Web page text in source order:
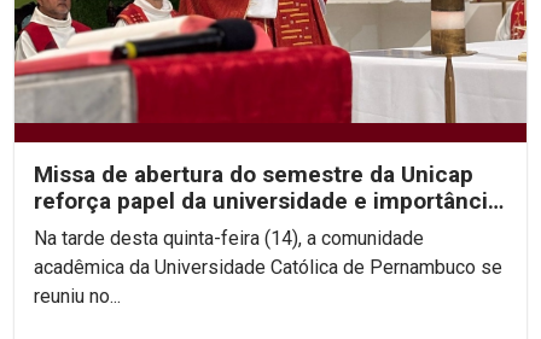
Missa de abertura do semestre da Unicap
reforça papel da universidade e importância
do perdão
Na tarde desta quinta-feira (14), a comunidade
acadêmica da Universidade Católica de Pernambuco se
reuniu no...